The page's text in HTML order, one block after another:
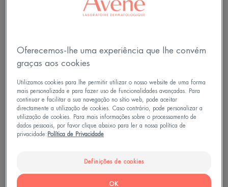
Creme
50+
Incolor
Cuidados Solares - Pele
Intolerante
3
/
5
64
Bege
Cuidados Solares - Pele
4.1
/
5
30
Oferecemos-lhe uma experiência que lhe convém
graças aos cookies
Utilizamos cookies para lhe permitir utilizar o nosso website de uma forma
mais personalizada e para fazer uso de funcionalidades avançadas. Para
continuar e facilitar a sua navegação no sítio web, pode aceitar
directamente a utilização de cookies. Caso contrário, pode personalizar a
utilização de cookies. Para mais informações sobre o processamento de
dados pessoais, por favor clique abaixo para ler a nossa política de
privacidade: Política de Privacidade
Definições de cookies
OK